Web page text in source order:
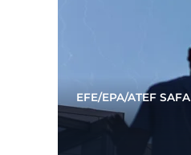
EFE/EPA/ATEF